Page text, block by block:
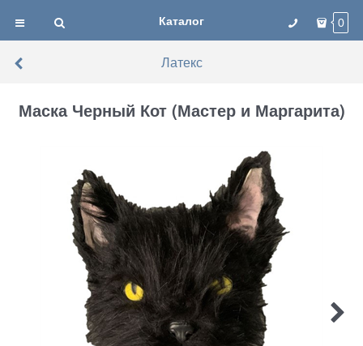
Каталог 0
Латекс
Маска Черный Кот (Мастер и Маргарита)